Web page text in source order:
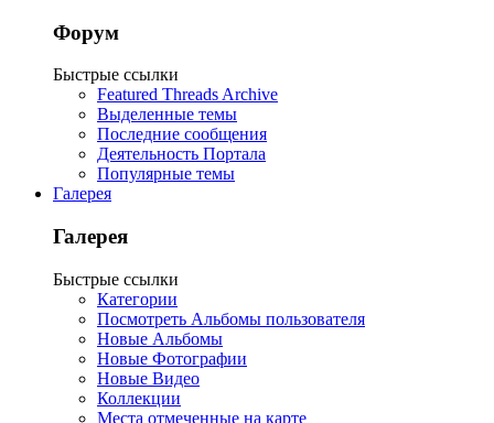
Форум
Быстрые ссылки
Featured Threads Archive
Выделенные темы
Последние сообщения
Деятельность Портала
Популярные темы
Галерея
Галерея
Быстрые ссылки
Категории
Посмотреть Альбомы пользователя
Новые Альбомы
Новые Фотографии
Новые Видео
Коллекции
Места отмеченные на карте